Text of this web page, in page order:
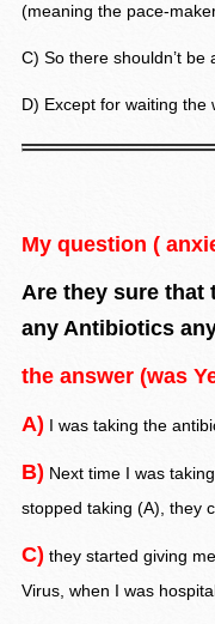
(meaning the pace-
C) So there shouldn’t
D) Except for waiting the
My question (
Are they sure that
any Antibiotics
the answer (was
A) I was taking the
B) Next time I was
stopped taking (A), they
C) they started giving
Virus, when I was